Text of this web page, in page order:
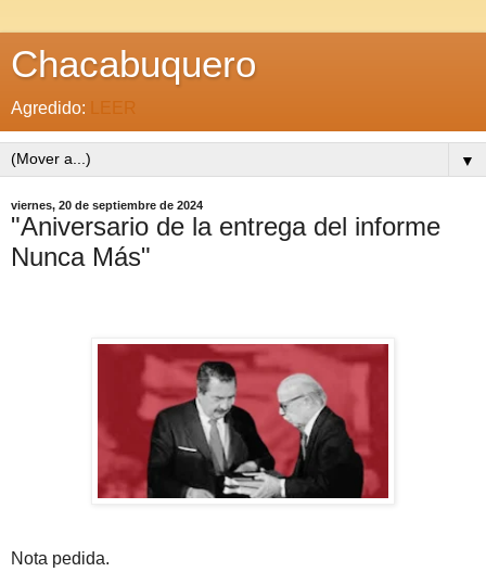
Chacabuquero
Agredido: LEER
▼
viernes, 20 de septiembre de 2024
"Aniversario de la entrega del informe
Nunca Más"
Nota pedida.